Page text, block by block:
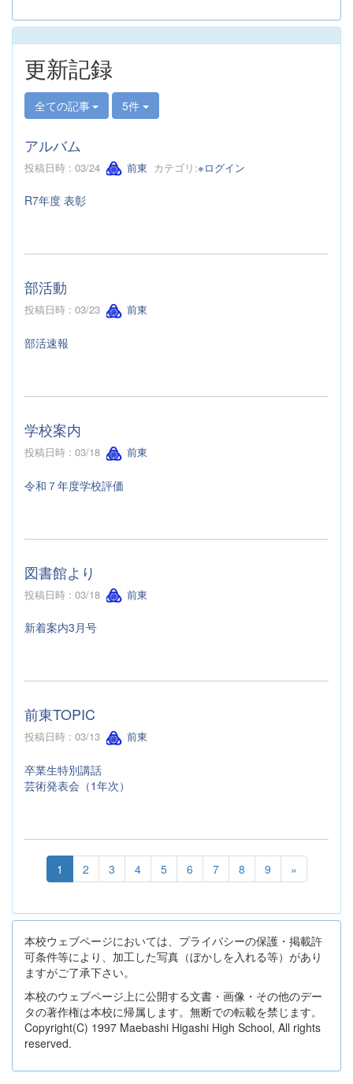
更新記録
全ての記事 5件
アルバム
投稿日時 : 03/24 前東 カテゴリ:※ログイン
R7年度 表彰
部活動
投稿日時 : 03/23 前東
部活速報
学校案内
投稿日時 : 03/18 前東
令和７年度学校評価
図書館より
投稿日時 : 03/18 前東
新着案内3月号
前東TOPIC
投稿日時 : 03/13 前東
卒業生特別講話
芸術発表会（1年次）
1 2 3 4 5 6 7 8 9 »
本校ウェブページにおいては、プライバシーの保護・掲載許
可条件等により、加工した写真（ぼかしを入れる等）があり
ますがご了承下さい。
本校のウェブページ上に公開する文書・画像・その他のデー
タの著作権は本校に帰属します。無断での転載を禁じます。
Copyright(C) 1997 Maebashi Higashi High School, All rights
reserved.